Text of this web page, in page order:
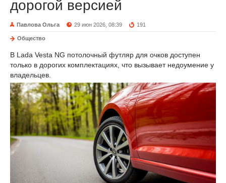
дорогой версией
Павлова Ольга 29 июн 2026, 08:39 191
Общество
В Lada Vesta NG потолочный футляр для очков доступен
только в дорогих комплектациях, что вызывает недоумение у
владельцев.